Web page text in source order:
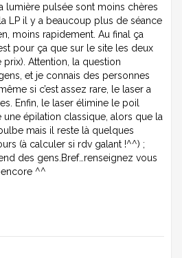
lumière pulsée sont moins chères
LP il y a beaucoup plus de séance
moins rapidement. Au final ça
pour ça que sur le site les deux
Attention, la question
et je connais des personnes
si c’est assez rare, le laser a
Enfin, le laser élimine le poil
épilation classique, alors que la
mais il reste là quelques
(à calculer si rdv galant !^^) ;
des gens.Bref…renseignez vous
encore ^^